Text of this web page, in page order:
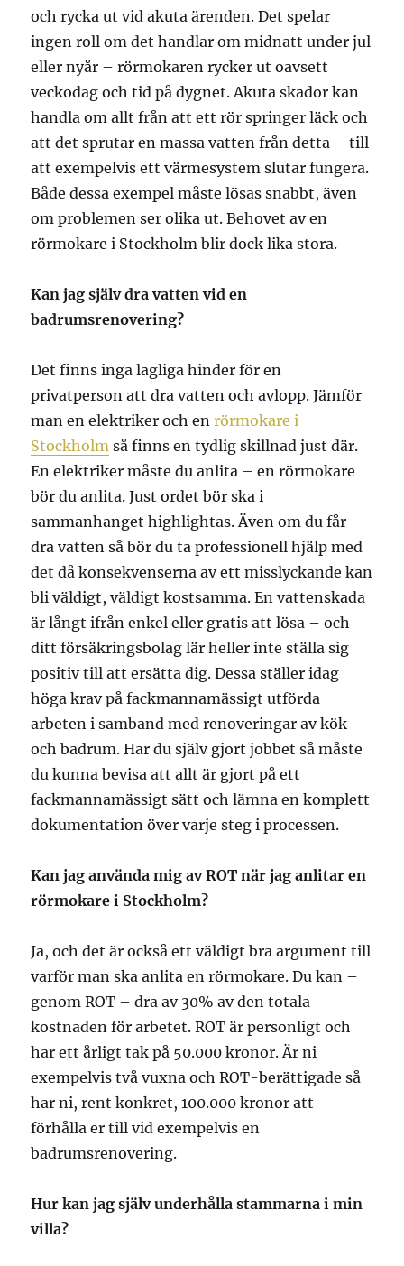
och rycka ut vid akuta ärenden. Det spelar
ingen roll om det handlar om midnatt under jul
eller nyår – rörmokaren rycker ut oavsett
veckodag och tid på dygnet. Akuta skador kan
handla om allt från att ett rör springer läck och
att det sprutar en massa vatten från detta – till
att exempelvis ett värmesystem slutar fungera.
Både dessa exempel måste lösas snabbt, även
om problemen ser olika ut. Behovet av en
rörmokare i Stockholm blir dock lika stora.
Kan jag själv dra vatten vid en
badrumsrenovering?
Det finns inga lagliga hinder för en
privatperson att dra vatten och avlopp. Jämför
man en elektriker och enrörmokare i
Stockholm så finns en tydlig skillnad just där.
En elektriker måste du anlita – en rörmokare
bör du anlita. Just ordet bör ska i
sammanhanget highlightas. Även om du får
dra vatten så bör du ta professionell hjälp med
det då konsekvenserna av ett misslyckande kan
bli väldigt, väldigt kostsamma. En vattenskada
är långt ifrån enkel eller gratis att lösa – och
ditt försäkringsbolag lär heller inte ställa sig
positiv till att ersätta dig. Dessa ställer idag
höga krav på fackmannamässigt utförda
arbeten i samband med renoveringar av kök
och badrum. Har du själv gjort jobbet så måste
du kunna bevisa att allt är gjort på ett
fackmannamässigt sätt och lämna en komplett
dokumentation över varje steg i processen.
Kan jag använda mig av ROT när jag anlitar en
rörmokare i Stockholm?
Ja, och det är också ett väldigt bra argument till
varför man ska anlita en rörmokare. Du kan –
genom ROT – dra av 30% av den totala
kostnaden för arbetet. ROT är personligt och
har ett årligt tak på 50.000 kronor. Är ni
exempelvis två vuxna och ROT-berättigade så
har ni, rent konkret, 100.000 kronor att
förhålla er till vid exempelvis en
badrumsrenovering.
Hur kan jag själv underhålla stammarna i min
villa?